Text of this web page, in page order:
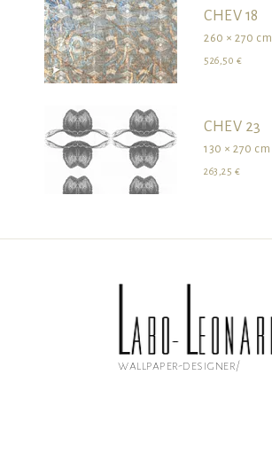
CHEV 18
260 × 270 cm
526,50 €
CHEV 23
130 × 270 cm
263,25 €
wallpaper-designer/